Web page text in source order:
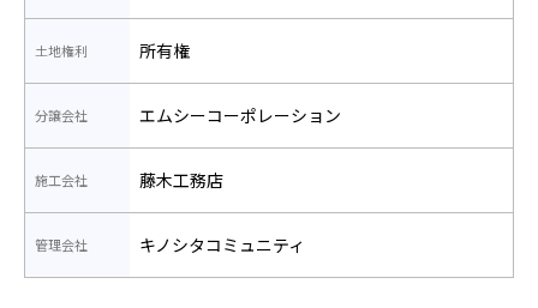
土地権利 所有権
分譲会社 エムシーコーポレーション
施工会社 藤木工務店
管理会社 キノシタコミュニティ